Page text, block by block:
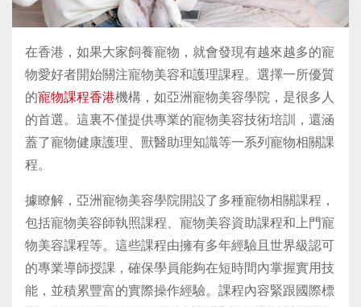
在香港，如果大家飼養寵物，就會發現有越來越多的寵
物愛好者開始關注寵物美容和護理課程。選擇一所優質
的寵物課程香港機構，如亞洲寵物美容學院，是很多人
的首選。這裏不僅提供專業的寵物美容技術培訓，還涵
蓋了寵物健康護理、獸醫助理知識等一系列寵物相關課
程。
據瞭解，亞洲寵物美容學院開設了多種寵物相關課程，
包括寵物美容師執照課程、寵物美容資助課程和上門寵
物美容課程等。這些課程由擁有多年經驗且世界級認可
的專業導師授課，確保學員能夠在短時間內掌握實用技
能，並積累豐富的實際操作經驗。課程內容緊跟國際標